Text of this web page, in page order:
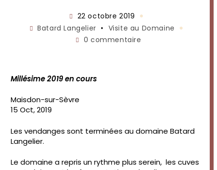
Publication
publiée :
22 octobre 2019
PostBatard Langelier • Visite au Domaine
Commentaires
0 commentaire
Millésime 2019 en cours
Maisdon-sur-Sèvre
15 Oct, 2019
Les vendanges sont terminées au domaine Batard
Langelier.
Le domaine a repris un rythme plus serein, les cuves